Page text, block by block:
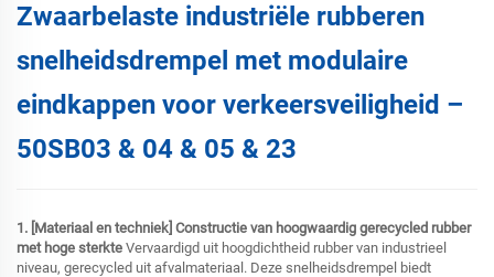
Zwaarbelaste industriële rubberen
snelheidsdrempel met modulaire
eindkappen voor verkeersveiligheid –
50SB03 & 04 & 05 & 23
1. [Materiaal en techniek] Constructie van hoogwaardig gerecycled rubber
met hoge sterkte Vervaardigd uit hoogdichtheid rubber van industrieel
niveau, gerecycled uit afvalmateriaal. Deze snelheidsdrempel biedt